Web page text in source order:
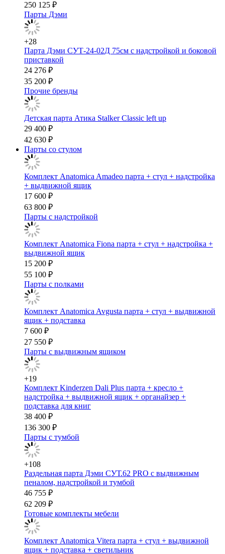
250 125 ₽
Парты Дэми
+28
Парта Дэми СУТ-24-02Д 75см с надстройкой и боковой
приставкой
24 276 ₽
35 200 ₽
Прочие бренды
Детская парта Атика Stalker Classic left up
29 400 ₽
42 630 ₽
Парты со стулом
Комплект Anatomica Amadeo парта + стул + надстройка
+ выдвижной ящик
17 600 ₽
63 800 ₽
Парты с надстройкой
Комплект Anatomica Fiona парта + стул + надстройка +
выдвижной ящик
15 200 ₽
55 100 ₽
Парты с полками
Комплект Anatomica Avgusta парта + стул + выдвижной
ящик + подставка
7 600 ₽
27 550 ₽
Парты с выдвижным ящиком
+19
Комплект Kinderzen Dali Plus парта + кресло +
надстройка + выдвижной ящик + органайзер +
подставка для книг
38 400 ₽
136 300 ₽
Парты с тумбой
+108
Раздельная парта Дэми СУТ.62 PRO с выдвижным
пеналом, надстройкой и тумбой
46 755 ₽
62 209 ₽
Готовые комплекты мебели
Комплект Anatomica Vitera парта + стул + выдвижной
ящик + подставка + светильник